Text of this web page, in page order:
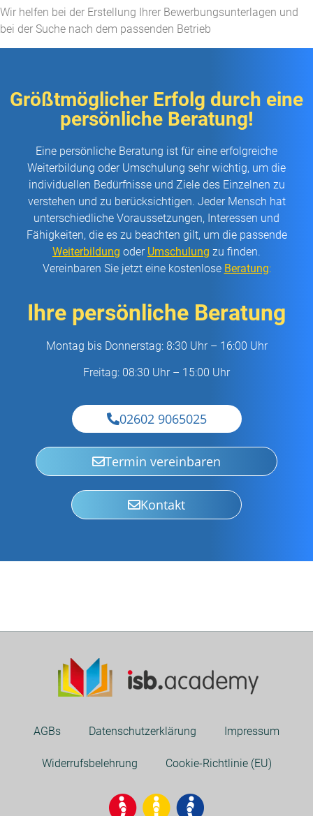
Wir helfen bei der Erstellung Ihrer Bewerbungsunterlagen und
bei der Suche nach dem passenden Betrieb​
Größtmöglicher Erfolg durch eine
persönliche Beratung!
Eine persönliche Beratung ist für eine erfolgreiche
Weiterbildung oder Umschulung sehr wichtig, um die
individuellen Bedürfnisse und Ziele des Einzelnen zu
verstehen und zu berücksichtigen. Jeder Mensch hat
unterschiedliche Voraussetzungen, Interessen und
Fähigkeiten, die es zu beachten gilt, um die passende
Weiterbildung oder Umschulung zu finden.
Vereinbaren Sie jetzt eine kostenlose Beratung:
Ihre persönliche Beratung
Montag bis Donnerstag: 8:30 Uhr – 16:00 Uhr
Freitag: 08:30 Uhr – 15:00 Uhr
02602 9065025
Termin vereinbaren
Kontakt
AGBs Datenschutzerklärung Impressum
Widerrufsbelehrung Cookie-Richtlinie (EU)